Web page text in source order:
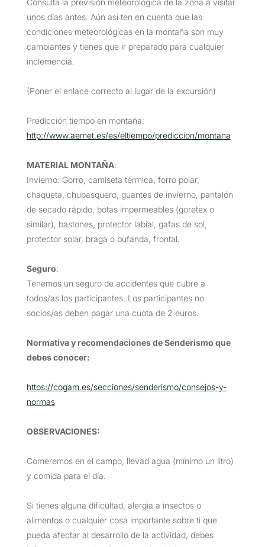
unos días antes. Aún así ten en cuenta que las
condiciones meteorológicas en la montaña son muy
cambiantes y tienes que ir preparado para cualquier
inclemencia.
(Poner el enlace correcto al lugar de la excursión)
Predicción tiempo en montaña:
http://www.aemet.es/es/eltiempo/prediccion/montana
MATERIAL MONTAÑA:
Invierno: Gorro, camiseta térmica, forro polar,
chaqueta, chubasquero, guantes de invierno, pantalón
de secado rápido, botas impermeables (goretex o
similar), bastones, protector labial, gafas de sol,
protector solar, braga o bufanda, frontal.
Seguro:
Tenemos un seguro de accidentes que cubre a
todos/as los participantes. Los participantes no
socios/as deben pagar una cuota de 2 euros.
Normativa y recomendaciones de Senderismo que
debes conocer:
https://cogam.es/secciones/senderismo/consejos-y-
normas
OBSERVACIONES:
Comeremos en el campo, llevad agua (mínimo un litro)
y comida para el día.
Si tienes alguna dificultad, alergia a insectos o
alimentos o cualquier cosa importante sobre ti que
pueda afectar al desarrollo de la actividad, debes